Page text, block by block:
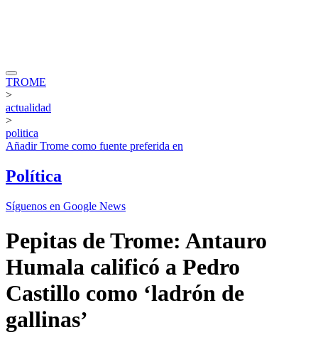
TROME
>
actualidad
>
politica
AñadirTrome como fuente preferida en
Política
Síguenos en Google News
Pepitas de Trome: Antauro
Humala calificó a Pedro
Castillo como ‘ladrón de
gallinas’